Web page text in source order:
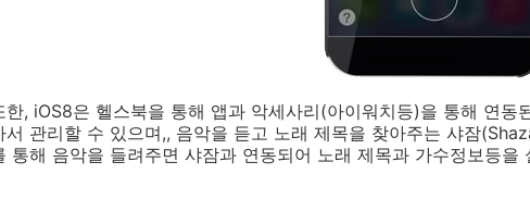
한, iOS8은 헬스북을 통해 앱과 악세사리(아이워치등)을 통해 연동
서 관리할 수 있으며,, 음악을 듣고 노래 제목을 찾아주는 샤잠
통해 음악을 들려주면 샤잠과 연동되어 노래 제목과 가수정보등